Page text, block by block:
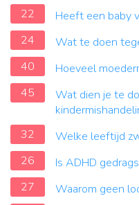
22
Heeft een baby
24
Wat te doen
40
Hoeveel
45
Wat dien je te
32
Welke leeftijd
26
Is ADHD
27
Waarom geen